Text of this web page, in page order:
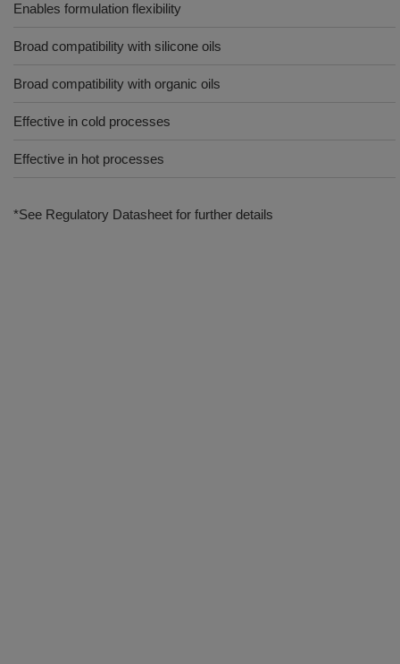
Enables formulation flexibility
Broad compatibility with silicone oils
Broad compatibility with organic oils
Effective in cold processes
Effective in hot processes
*See Regulatory Datasheet for further details